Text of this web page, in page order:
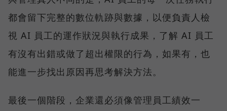
都會留下完整的數位軌跡與數據，以便負責人檢
視 AI 員工的運作狀況與執行成果，了解 AI 員工
有沒有出錯或做了超出權限的行為，如果有，也
能進一步找出原因再思考解決方法。
最後一個階段，企業還必須像管理員工績效一